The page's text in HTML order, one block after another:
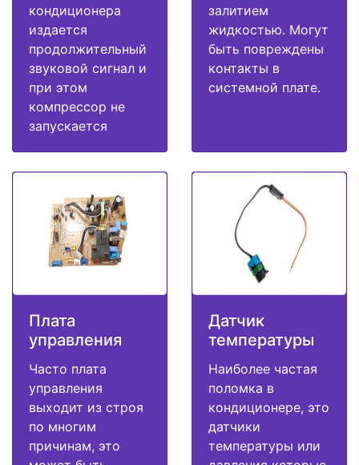
кондиционера
издается
продолжительный
звуковой сигнал и
при этом
компрессор не
запускается
залитием
жидкостью. Могут
быть повреждены
контакты в
системной плате.
Плата
управления
Часто плата
управления
выходит из строя
по многим
причинам, это
Датчик
температуры
Наиболее частая
поломка в
кондиционере, это
датчики
температуры или